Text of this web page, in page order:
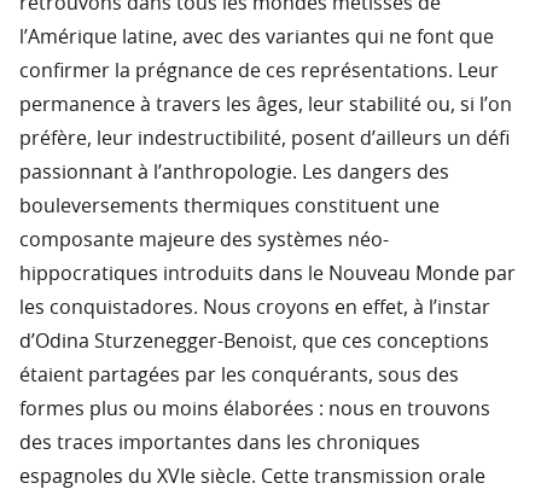
l’Amérique latine, avec des variantes qui ne font que
confirmer la prégnance de ces représentations. Leur
permanence à travers les âges, leur stabilité ou, si l’on
préfère, leur indestructibilité, posent d’ailleurs un défi
passionnant à l’anthropologie. Les dangers des
bouleversements thermiques constituent une
composante majeure des systèmes néo-
hippocratiques introduits dans le Nouveau Monde par
les conquistadores. Nous croyons en effet, à l’instar
d’Odina Sturzenegger-Benoist, que ces conceptions
étaient partagées par les conquérants, sous des
formes plus ou moins élaborées : nous en trouvons
des traces importantes dans les chroniques
espagnoles du XVIe siècle. Cette transmission orale